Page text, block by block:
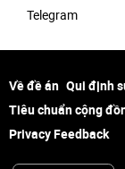
Telegram
Về đề án Qui định
Tiêu chuẩn cộng
Privacy Feedback